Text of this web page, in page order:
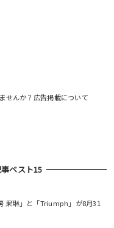
せんか？広告掲載について
ベスト15
果琳」と「Triumph」が8月31